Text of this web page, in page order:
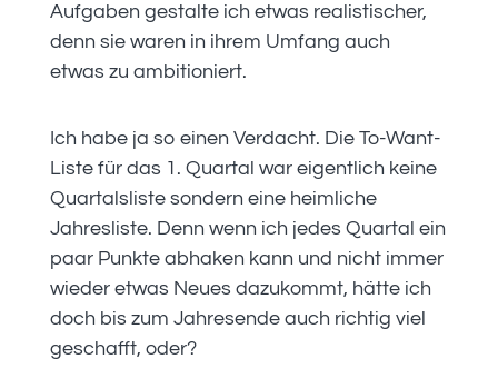
Aufgaben gestalte ich etwas realistischer,
denn sie waren in ihrem Umfang auch
etwas zu ambitioniert.
Ich habe ja so einen Verdacht. Die To-Want-
Liste für das 1. Quartal war eigentlich keine
Quartalsliste sondern eine heimliche
Jahresliste. Denn wenn ich jedes Quartal ein
paar Punkte abhaken kann und nicht immer
wieder etwas Neues dazukommt, hätte ich
doch bis zum Jahresende auch richtig viel
geschafft, oder?